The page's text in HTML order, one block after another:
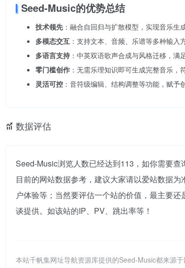
Seed-Music的优势总结
技术领先 ：融合自回归与扩散模型，实现音乐生
多模态交互 ：支持文本、音频、乐谱等多种输入
多语言支持 ：中英双语歌声合成与风格迁移，满
零门槛创作 ：无需乐理知识即可生成完整音乐，
灵活可控 ：音符级编辑、结构调整等功能，赋予
数据评估
Seed-Music浏览人数已经达到113，如你需要
目前的网站数据参考，建议大家请以爱站数据
户体验等；当然要评估一个站的价值，最主要
谈提供。如该站的IP、PV、跳出率等！
本站千帆集网址导航资源库提供的Seed-Music都来源